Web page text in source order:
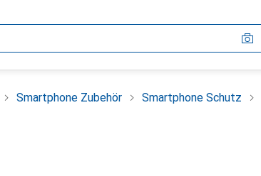
Smartphone Zubehör Smartphone Schutz